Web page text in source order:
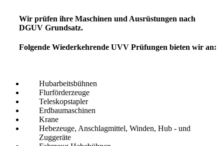
Wir prüfen ihre Maschinen und Ausrüstungen nach
DGUV Grundsatz.
Folgende Wiederkehrende UVV Prüfungen bieten wir an:
Hubarbeitsbühnen
Flurförderzeuge
Teleskopstapler
Erdbaumaschinen
Krane
Hebezeuge, Anschlagmittel, Winden, Hub - und
Zuggeräte